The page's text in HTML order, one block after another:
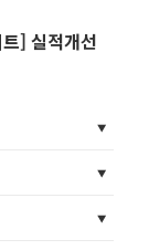
] 실적개선